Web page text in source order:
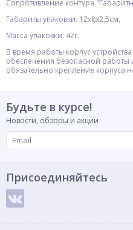
Сопротивление контура
Габариты упаковки: 12x8x2,5см,
Масса упаковки: 42г.
В время работы корпус
обеспечения безопасной
обязательно крепление корпуса
Будьте в курсе!
Новости, обзоры и акции
Присоединяйтесь